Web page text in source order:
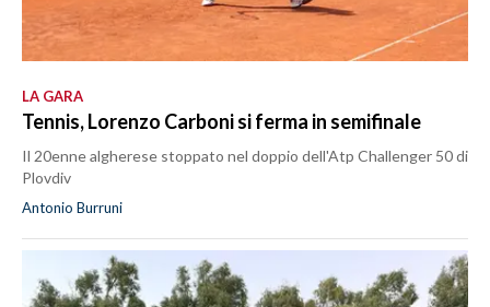
LA GARA
Tennis, Lorenzo Carboni si ferma in semifinale
Il 20enne algherese stoppato nel doppio dell'Atp Challenger 50 di
Plovdiv
Antonio Burruni